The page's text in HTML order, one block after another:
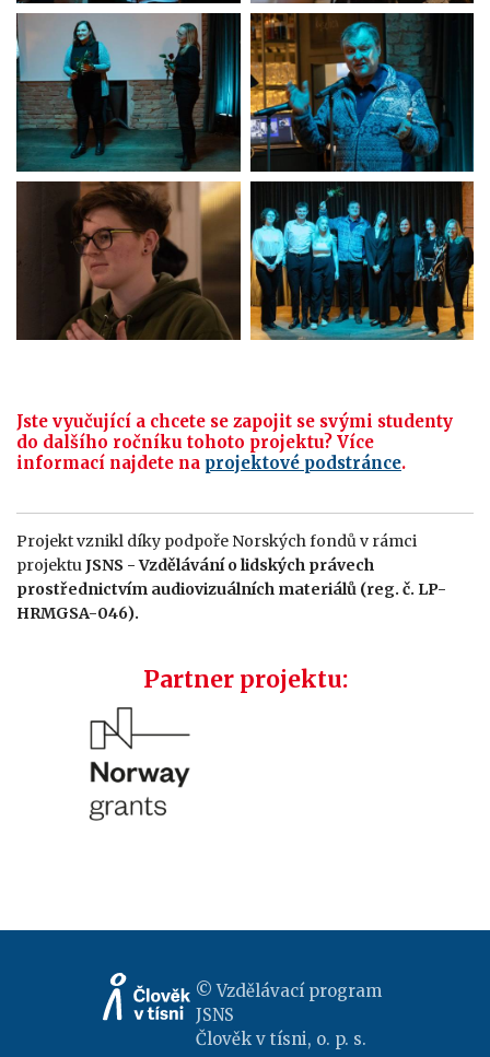
Jste vyučující a chcete se zapojit se svými studenty
do dalšího ročníku tohoto projektu? Více
informací najdete na projektové podstránce.
Projekt vznikl díky podpoře Norských fondů v rámci
projektu JSNS - Vzdělávání o lidských právech
prostřednictvím audiovizuálních materiálů (reg. č. LP-
HRMGSA-046).
Partner projektu:
© Vzdělávací program
JSNS
Člověk v tísni, o. p. s.